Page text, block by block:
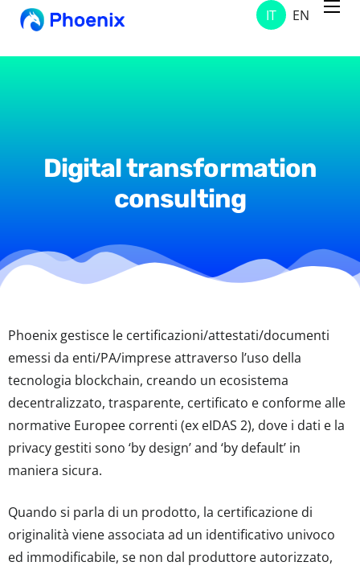
Servizi
Contatti
News & Avvisi
IT EN
Digital transformation
consulting
Phoenix gestisce le certificazioni/attestati/documenti
emessi da enti/PA/imprese attraverso l’uso della
tecnologia blockchain, creando un ecosistema
decentralizzato, trasparente, certificato e conforme alle
normative Europee correnti (ex eIDAS 2), dove i dati e la
privacy gestiti sono ‘by design’ and ‘by default’ in
maniera sicura.
Quando si parla di un prodotto, la certificazione di
originalità viene associata ad un identificativo univoco
ed immodificabile, se non dal produttore autorizzato,